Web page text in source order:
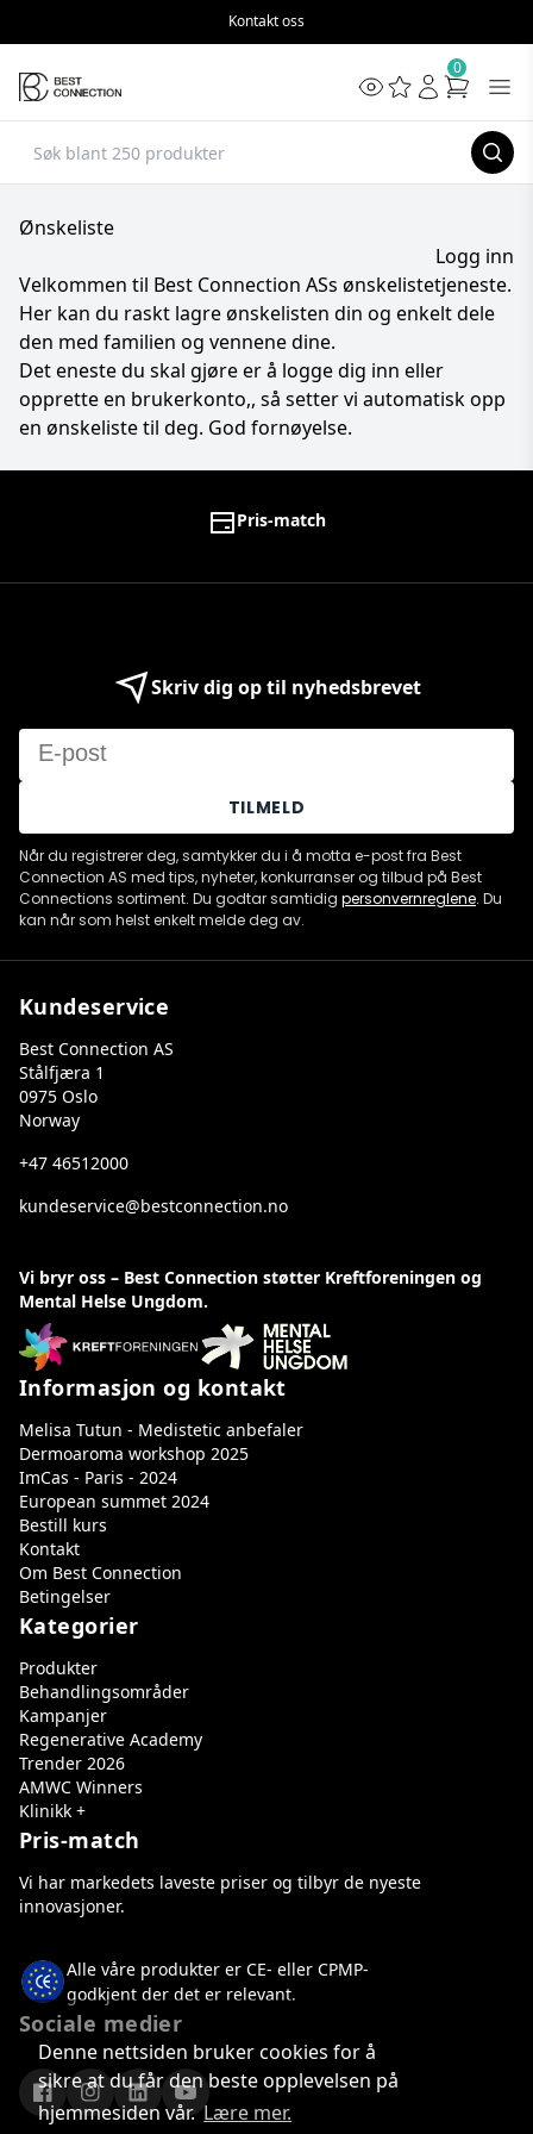
Denne nettsiden bruker cookies for å
sikre at du får den beste opplevelsen på
hjemmesiden vår.Lære mer.
Kontakt oss
0
Ønskeliste
Logg inn
Velkommen til Best Connection ASs ønskelistetjeneste.
Her kan du raskt lagre ønskelisten din og enkelt dele
den med familien og vennene dine.
Det eneste du skal gjøre er å logge dig inn eller
opprette en brukerkonto,, så setter vi automatisk opp
en ønskeliste til deg. God fornøyelse.
Pris-match
Skriv dig op til nyhedsbrevet
Email
TILMELD
Når du registrerer deg, samtykker du i å motta e-post fra Best
Connection AS med tips, nyheter, konkurranser og tilbud på Best
Connections sortiment. Du godtar samtidig personvernreglene. Du
kan når som helst enkelt melde deg av.
Kundeservice
Best Connection AS
Stålfjæra 1
0975 Oslo
Norway
+47 46512000
kundeservice@bestconnection.no
Vi bryr oss – Best Connection støtter Kreftforeningen og
Mental Helse Ungdom.
Informasjon og kontakt
Melisa Tutun - Medistetic anbefaler
Dermoaroma workshop 2025
ImCas - Paris - 2024
European summet 2024
Bestill kurs
Kontakt
Om Best Connection
Betingelser
Kategorier
Produkter
Behandlingsområder
Kampanjer
Regenerative Academy
Trender 2026
AMWC Winners
Klinikk +
Pris-match
Vi har markedets laveste priser og tilbyr de nyeste
innovasjoner.
Alle våre produkter er CE- eller CPMP-
godkjent der det er relevant.
Sociale medier